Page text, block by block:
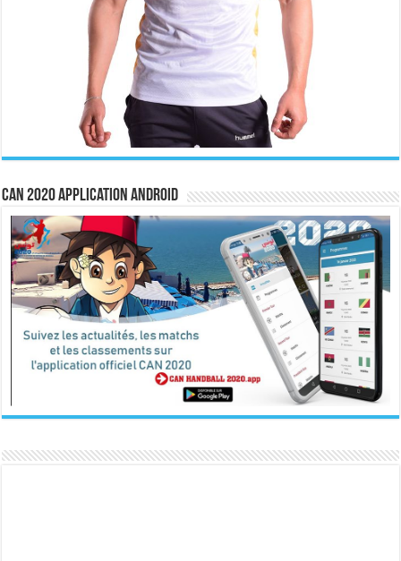
CAN 2020 Application Android